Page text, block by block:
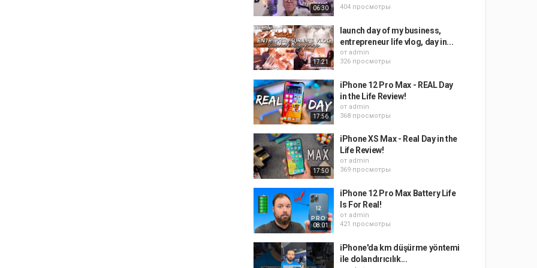
06:30
404 просмотры
17:21
launch day of my business,
entrepreneur life vlog, day in...
от admin
326 просмотры
17:56
iPhone 12 Pro Max - REAL Day
in the Life Review!
от admin
368 просмотры
17:50
iPhone XS Max - Real Day in the
Life Review!
от admin
369 просмотры
08:01
iPhone 12 Pro Max Battery Life
Is For Real!
от admin
421 просмотры
iPhone'da km düşürme yöntemi
ile dolandırıcılık...